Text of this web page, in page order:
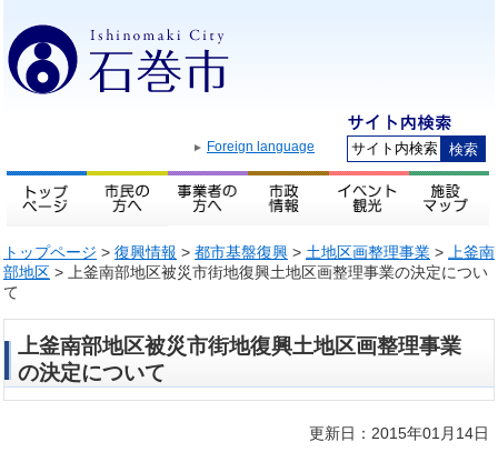
Foreign language
トップページ > 復興情報 > 都市基盤復興 > 土地区画整理事業 > 上釜南
部地区 > 上釜南部地区被災市街地復興土地区画整理事業の決定につい
て
上釜南部地区被災市街地復興土地区画整理事業
の決定について
更新日：2015年01月14日